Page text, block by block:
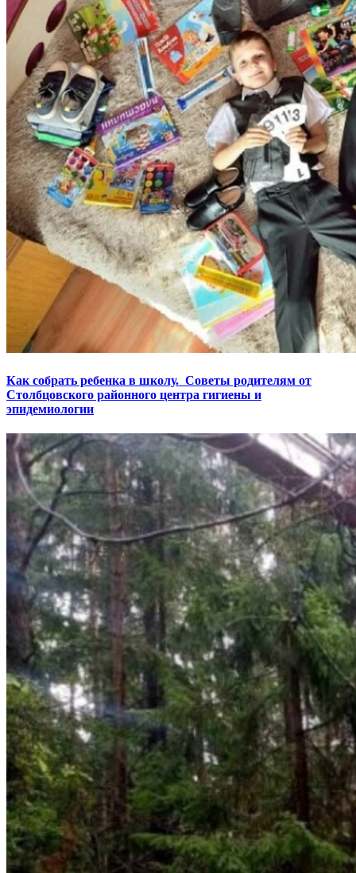
Как собрать ребенка в школу. Советы родителям от
Столбцовского районного центра гигиены и
эпидемиологии